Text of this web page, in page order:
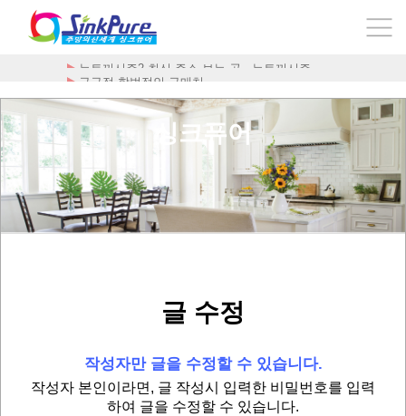
뉴토끼시즌2 최신 주소 보는 곳 - 뉴토끼시즌…
구구정 합법적인 구매처
싱크퓨어
글 수정
작성자만 글을 수정할 수 있습니다.
작성자 본인이라면, 글 작성시 입력한 비밀번호를 입력
하여 글을 수정할 수 있습니다.